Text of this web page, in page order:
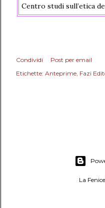
Centro studi sull’etica
Condividi
Post per email
Etichette: Anteprime Fazi
La